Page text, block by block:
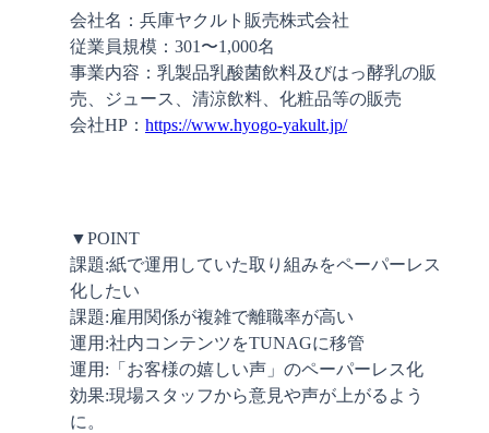
会社名：兵庫ヤクルト販売株式会社
従業員規模：301〜1,000名
事業内容：乳製品乳酸菌飲料及びはっ酵乳の販
売、ジュース、清涼飲料、化粧品等の販売
会社HP： https://www.hyogo-yakult.jp/
▼POINT
課題:紙で運用していた取り組みをペーパーレス
化したい
課題:雇用関係が複雑で離職率が高い
運用:社内コンテンツをTUNAGに移管
運用:「お客様の嬉しい声」のペーパーレス化
効果:現場スタッフから意見や声が上がるよう
に。